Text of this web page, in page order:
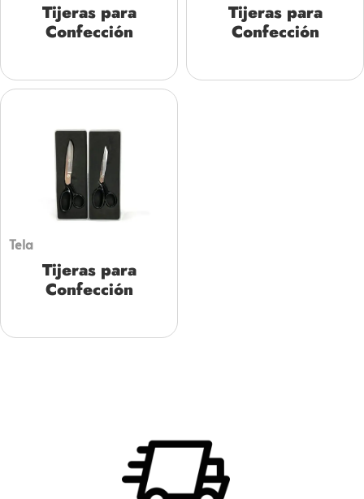
Tijeras para
Confección
Tijeras para
Confección
Tela
Tijeras para
Confección